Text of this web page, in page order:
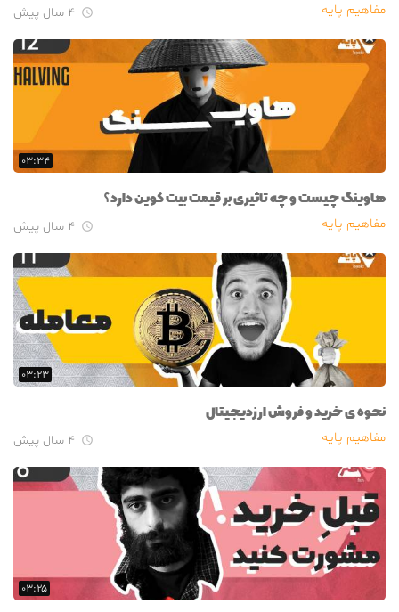
مفاهیم پایه ۴ سال پیش 
۰۳:۳۴
هاوینگ چیست و چه تاثیری بر قیمت بیت کوین دارد؟
مفاهیم پایه ۴ سال پیش 
۰۳:۲۳
نحوه ی خرید و فروش ارزدیجیتال
مفاهیم پایه ۴ سال پیش 
۰۳:۲۵